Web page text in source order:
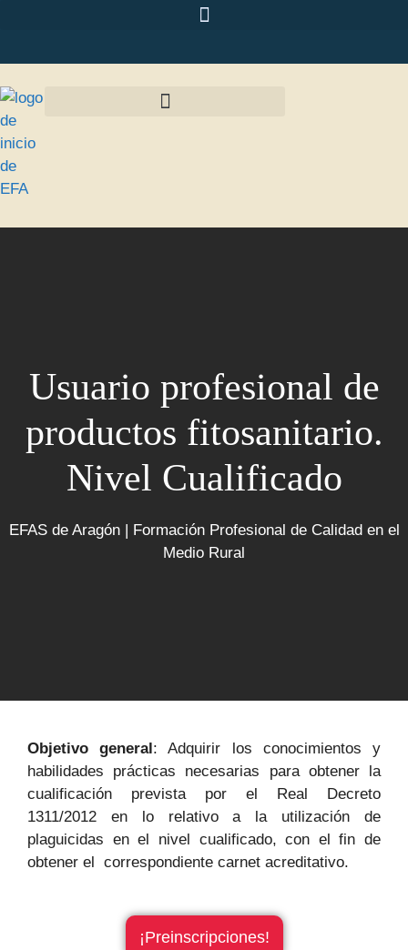
Usuario profesional de
productos fitosanitario.
Nivel Cualificado
EFAS de Aragón | Formación Profesional de Calidad en el
Medio Rural
Objetivo general: Adquirir los conocimientos y
habilidades prácticas necesarias para obtener la
cualificación prevista por el Real Decreto
1311/2012 en lo relativo a la utilización de
plaguicidas en el nivel cualificado, con el fin de
obtener el correspondiente carnet acreditativo.
¡Preinscripciones!